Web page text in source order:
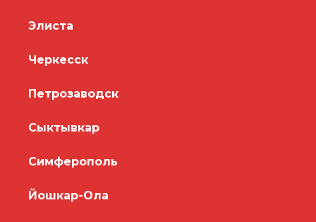
Элиста
Черкесск
Петрозаводск
Сыктывкар
Симферополь
Йошкар-Ола